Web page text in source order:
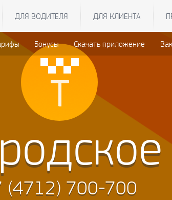
ДЛЯ ВОДИТЕЛЯ ДЛЯ КЛИЕНТА
Бонусы Скачать приложение
(4712) 700-700